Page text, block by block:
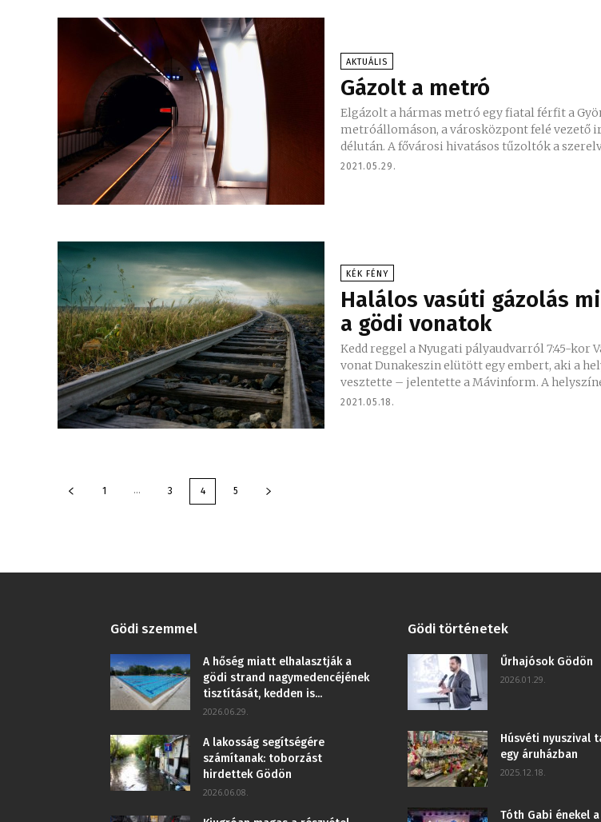
AKTUÁLIS
Gázolt a metró
Elgázolt a hármas metró egy fiatal férfit a
metróállomáson, a városközpont felé vezető
délután. A fővárosi hivatásos tűzoltók a
2021.05.29.
KÉK FÉNY
Halálos vasúti gázolás
a gödi vonatok
Kedd reggel a Nyugati pályaudvarról 7:45-kor
vonat Dunakeszin elütött egy embert, aki a
vesztette – jelentette a
2021.05.18.
1 ... 3 4 5
Gödi szemmel
A hőség miatt elhalasztják a
gödi strand nagymedencéjének
tisztítását, kedden is...
2026.06.29.
A lakosság segítségére
számítanak: toborzást
hirdettek Gödön
2026.06.08.
Gödi történetek
Űrhajósok Gödön
2026.01.29.
Húsvéti nyuszival
egy áruházban
2025.12.18.
Tóth Gabi énekel a